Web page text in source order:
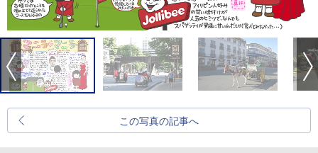
この写真の記事へ